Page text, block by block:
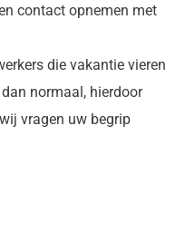
contact opnemen met
die vakantie vieren
normaal, hierdoor
vragen uw begrip